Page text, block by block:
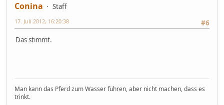
Conina
Staff
#6
17. Juli 2012, 16:20:38
Das stimmt.
Man kann das Pferd zum Wasser führen, aber nicht machen, dass es
trinkt.